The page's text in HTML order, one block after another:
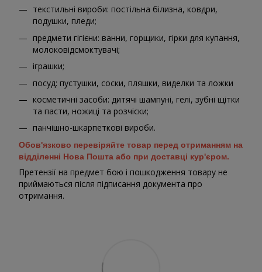
текстильні вироби: постільна білизна, ковдри,
подушки, пледи;
предмети гігієни: ванни, горщики, гірки для купання,
молоковідсмоктувачі;
іграшки;
посуд: пустушки, соски, пляшки, виделки та ложки
косметичні засоби: дитячі шампуні, гелі, зубні щітки
та пасти, ножиці та розчіски;
панчішно-шкарпеткові вироби.
Обов'язково перевіряйте товар перед отриманням на
відділенні Нова Пошта або при доставці кур'єром.
Претензії на предмет бою і пошкодження товару не
приймаються після підписання документа про
отримання.